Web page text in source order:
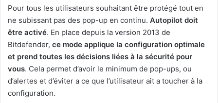
Pour tous les utilisateurs souhaitant être protégé tout en
ne subissant pas des pop-up en continu. Autopilot doit
être activé. En place depuis la version 2013 de
Bitdefender, ce mode applique la configuration optimale
et prend toutes les décisions liées à la sécurité pour
vous. Cela permet d’avoir le minimum de pop-ups, ou
d’alertes et d’éviter a ce que l’utilisateur ait a toucher à la
configuration.